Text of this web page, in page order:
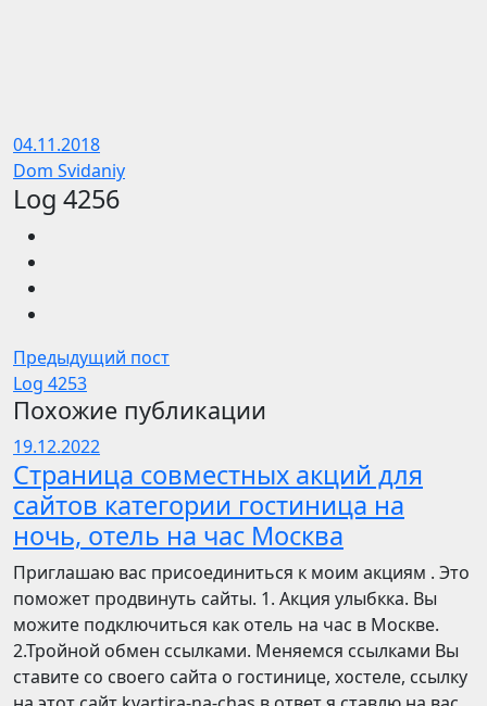
04.11.2018
Dom Svidaniy
Log 4256
Предыдущий пост
Log 4253
Похожие публикации
19.12.2022
Страница совместных акций для
сайтов категории гостиница на
ночь, отель на час Москва
Приглашаю вас присоединиться к моим акциям . Это
поможет продвинуть сайты. 1. Акция улыбкка. Вы
можите подключиться как отель на час в Москве.
2.Тройной обмен ссылками. Меняемся ссылками Вы
ставите со своего сайта о гостинице, хостеле, ссылку